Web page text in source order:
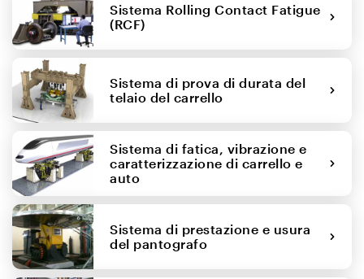
Sistema Rolling Contact Fatigue
(RCF)
Sistema di prova di durata del
telaio del carrello
Sistema di fatica, vibrazione e
caratterizzazione di carrello e
auto
Sistema di prestazione e usura
del pantografo